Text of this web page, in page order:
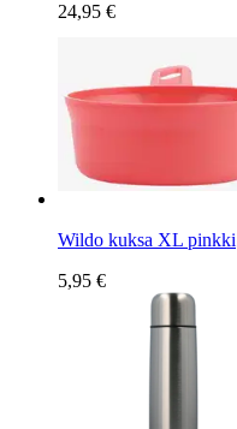
24,95 €
Wildo kuksa XL pinkki
5,95 €